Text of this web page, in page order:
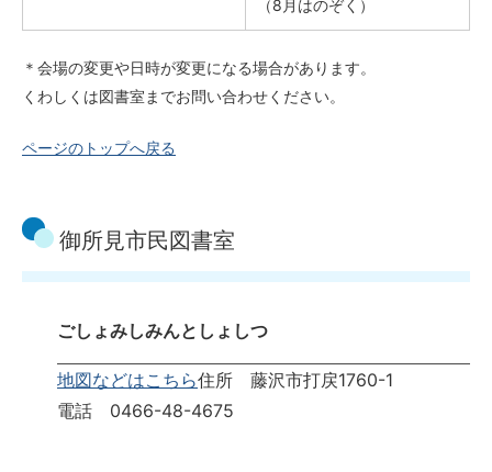
（8月はのぞく）
＊会場の変更や日時が変更になる場合があります。
くわしくは図書室までお問い合わせください。
ページのトップへ戻る
御所見市民図書室
ごしょみしみんとしょしつ
地図などはこちら住所 藤沢市打戻1760-1
電話 0466-48-4675